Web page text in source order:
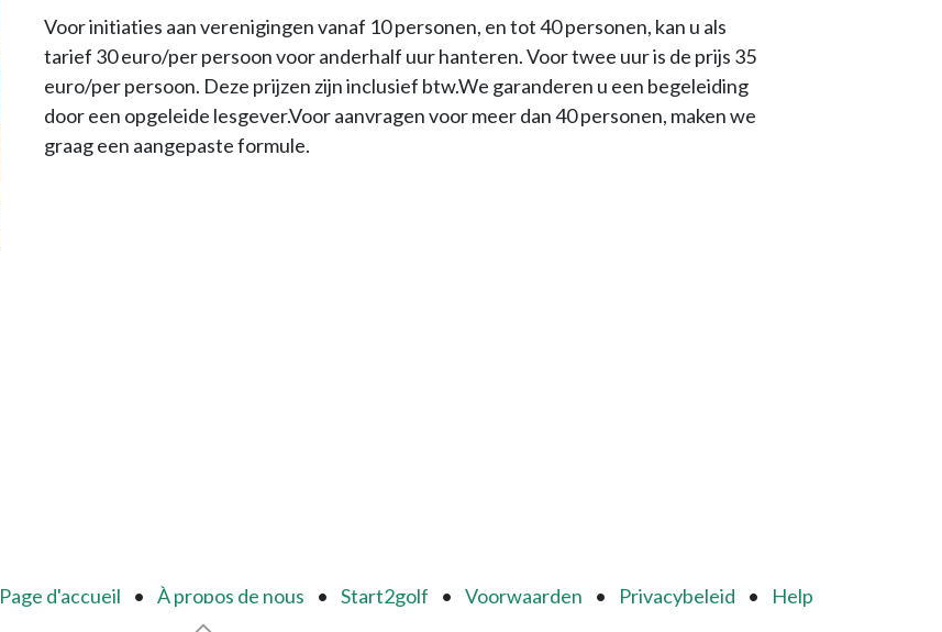
Voor initiaties aan verenigingen vanaf 10 personen, en tot 40 personen, kan u als
tarief 30 euro/per persoon voor anderhalf uur hanteren. Voor twee uur is de prijs 35
euro/per persoon. Deze prijzen zijn inclusief btw.We garanderen u een begeleiding
door een opgeleide lesgever.Voor aanvragen voor meer dan 40 personen, maken we
graag een aangepaste formule.
Page d'accueil • À propos de nous • Start2golf • Voorwaarden • Privacybeleid • Help